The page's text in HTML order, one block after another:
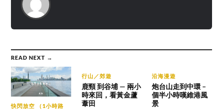
READ NEXT →
快閃放空 （1小時路
行山／郊遊
鹿頸 到谷埔 — 兩小
時來回，看黃金蘆
葦田
沿海漫遊
炮台山走到中環 –
個半小時嘆維港風
景